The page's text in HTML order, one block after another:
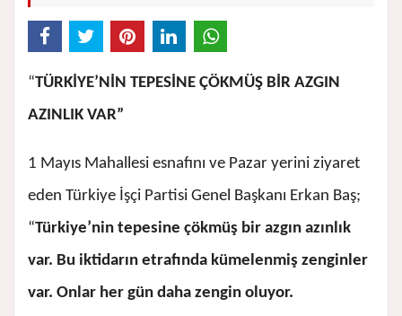
“TÜRKİYE’NİN TEPESİNE ÇÖKMÜŞ BİR AZGIN
AZINLIK VAR”
1 Mayıs Mahallesi esnafını ve Pazar yerini ziyaret
eden Türkiye İşçi Partisi Genel Başkanı Erkan Baş;
“Türkiye’nin tepesine çökmüş bir azgın azınlık
var. Bu iktidarın etrafında kümelenmiş zenginler
var. Onlar her gün daha zengin oluyor.